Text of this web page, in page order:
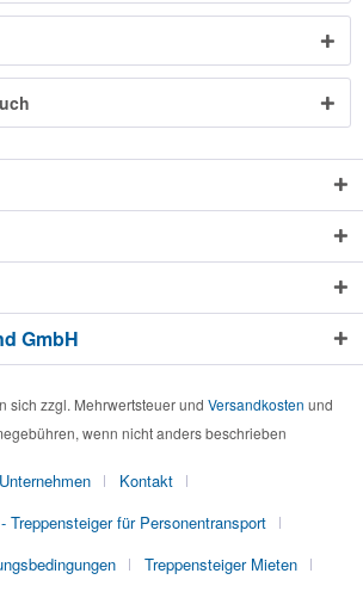
GmbH
sich zzgl. Mehrwertsteuer und Versandkosten und
wenn nicht anders beschrieben
Unternehmen
Kontakt
Treppensteiger für Personentransport
Treppensteiger Mieten